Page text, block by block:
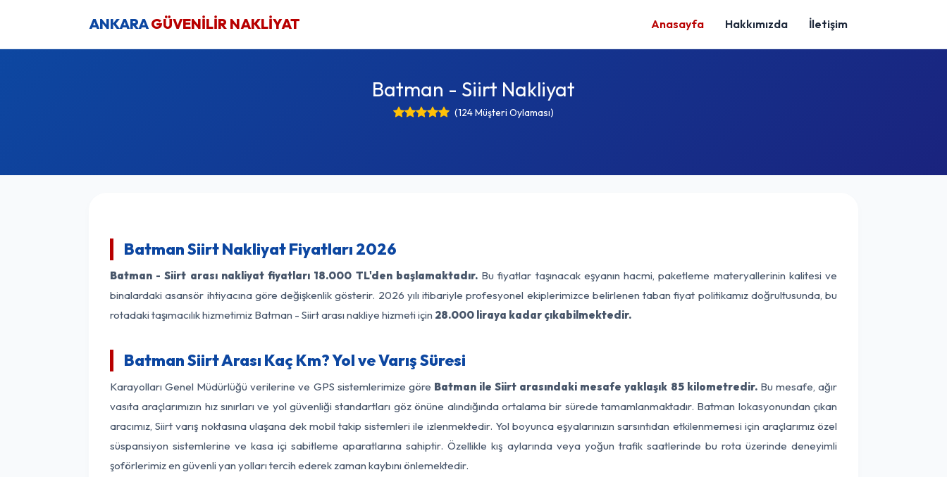
ANKARAGÜVENİLİR NAKLİYAT Anasayfa Hakkımızda İletişim
Batman - Siirt Nakliyat
(124 Müşteri Oylaması)
Batman Siirt Nakliyat Fiyatları 2026
Batman - Siirt arası nakliyat fiyatları 18.000 TL'den başlamaktadır.Bu fiyatlar taşınacak eşyanın hacmi, paketleme materyallerinin kalitesi ve
binalardaki asansör ihtiyacına göre değişkenlik gösterir. 2026 yılı itibariyle profesyonel ekiplerimizce belirlenen taban fiyat politikamız doğrultusunda, bu
rotadaki taşımacılık hizmetimiz Batman - Siirt arası nakliye hizmeti için 28.000 liraya kadar çıkabilmektedir.
Batman Siirt Arası Kaç Km? Yol ve Varış Süresi
Karayolları Genel Müdürlüğü verilerine ve GPS sistemlerimize göre Batman ile Siirt arasındaki mesafe yaklaşık 85 kilometredir.Bu mesafe, ağır
vasıta araçlarımızın hız sınırları ve yol güvenliği standartları göz önüne alındığında ortalama bir sürede tamamlanmaktadır. Batman lokasyonundan çıkan
aracımız, Siirt varış noktasına ulaşana dek mobil takip sistemleri ile izlenmektedir. Yol boyunca eşyalarınızın sarsıntıdan etkilenmemesi için araçlarımız özel
süspansiyon sistemlerine ve kasa içi sabitleme aparatlarına sahiptir. Özellikle kış aylarında veya yoğun trafik saatlerinde bu rota üzerinde deneyimli
şoförlerimiz en güvenli yan yolları tercih ederek zaman kaybını önlemektedir.